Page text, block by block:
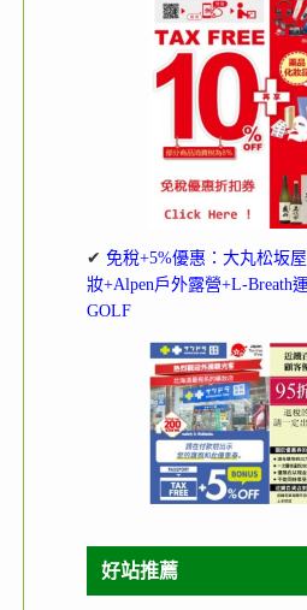
✔ 免稅+5%優惠：大丸松坂
妝+Alpen戶外露營+L-Breath
GOLF
好站推薦